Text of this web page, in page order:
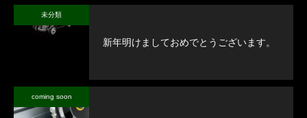
未分類
新年明けましておめでとうございます。
coming soon